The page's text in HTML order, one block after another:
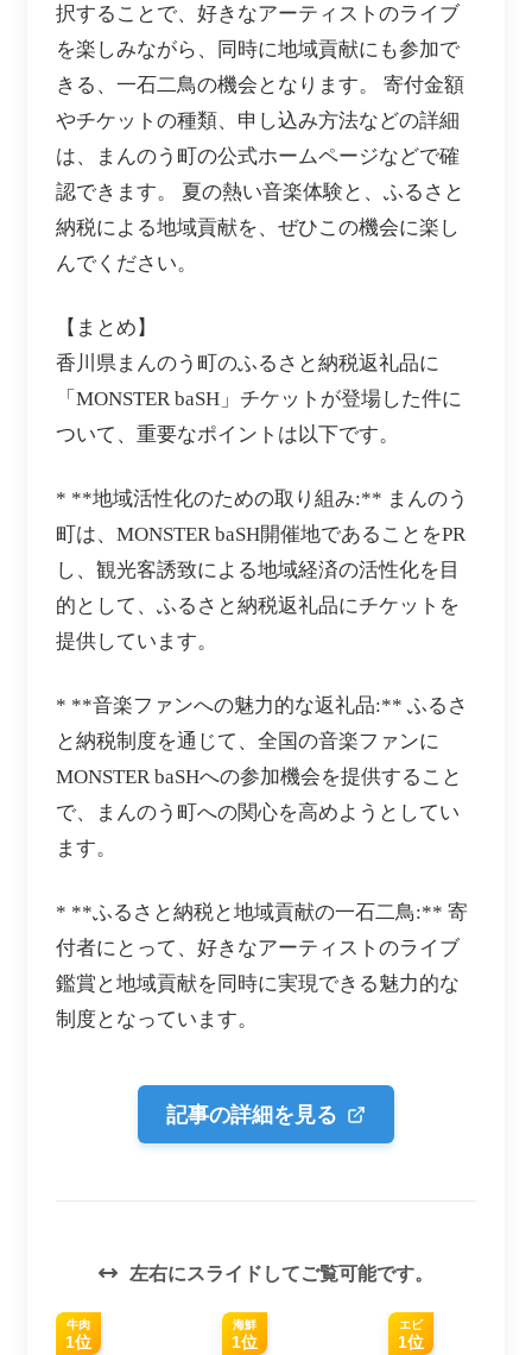
択することで、好きなアーティストのライブ
を楽しみながら、同時に地域貢献にも参加で
きる、一石二鳥の機会となります。 寄付金額
やチケットの種類、申し込み方法などの詳細
は、まんのう町の公式ホームページなどで確
認できます。 夏の熱い音楽体験と、ふるさと
納税による地域貢献を、ぜひこの機会に楽し
んでください。
【まとめ】
香川県まんのう町のふるさと納税返礼品に
「MONSTER baSH」チケットが登場した件に
ついて、重要なポイントは以下です。
* **地域活性化のための取り組み:** まんのう
町は、MONSTER baSH開催地であることをPR
し、観光客誘致による地域経済の活性化を目
的として、ふるさと納税返礼品にチケットを
提供しています。
* **音楽ファンへの魅力的な返礼品:** ふるさ
と納税制度を通じて、全国の音楽ファンに
MONSTER baSHへの参加機会を提供すること
で、まんのう町への関心を高めようとしてい
ます。
* **ふるさと納税と地域貢献の一石二鳥:** 寄
付者にとって、好きなアーティストのライブ
鑑賞と地域貢献を同時に実現できる魅力的な
制度となっています。
記事の詳細を見る
左右にスライドしてご覧可能です。
牛肉
1位
海鮮
1位
エビ
1位